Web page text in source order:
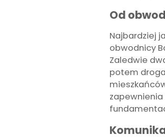
Od
Najbardziej
obwodnicy
Zaledwie
potem